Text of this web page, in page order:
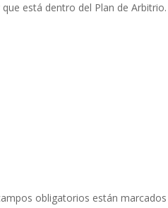
está dentro del Plan de Arbitrio.